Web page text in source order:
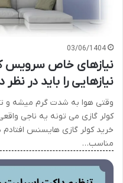
03/06/1404
نیازهای خاص سرویس
نیازهایی را باید در
وقتی هوا به شدت گرم میشه و
کولر گازی می تونه یه ناجی
خرید کولر گازی هایسنس افتادم
مناسب…